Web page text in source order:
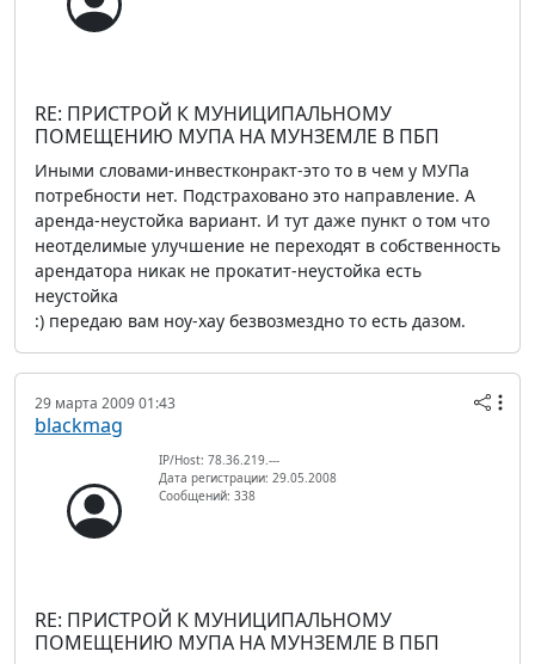
RE: ПРИСТРОЙ К МУНИЦИПАЛЬНОМУ
ПОМЕЩЕНИЮ МУПА НА МУНЗЕМЛЕ В ПБП
Иными словами-инвестконракт-это то в чем у МУПа
потребности нет. Подстраховано это направление. А
аренда-неустойка вариант. И тут даже пункт о том что
неотделимые улучшение не переходят в собственность
арендатора никак не прокатит-неустойка есть
неустойка
:) передаю вам ноу-хау безвозмездно то есть дазом.
29 марта 2009 01:43
blackmag
IP/Host: 78.36.219.---
Дата регистрации: 29.05.2008
Сообщений: 338
RE: ПРИСТРОЙ К МУНИЦИПАЛЬНОМУ
ПОМЕЩЕНИЮ МУПА НА МУНЗЕМЛЕ В ПБП